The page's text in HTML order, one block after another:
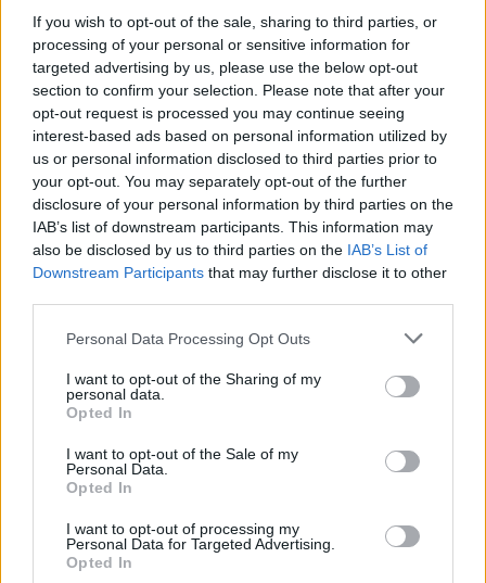
If you wish to opt-out of the sale, sharing to third parties, or
processing of your personal or sensitive information for
targeted advertising by us, please use the below opt-out
section to confirm your selection. Please note that after your
opt-out request is processed you may continue seeing
interest-based ads based on personal information utilized by
us or personal information disclosed to third parties prior to
your opt-out. You may separately opt-out of the further
disclosure of your personal information by third parties on the
IAB’s list of downstream participants. This information may
also be disclosed by us to third parties on the IAB’s List of
Downstream Participants that may further disclose it to other
Please note that this website/app uses one or more Google
not limited to your visit or usage behaviour. You may click to
grant or deny consent to Google and its third-party tags to
use your data for below specified purposes in below Google
consent section.
Personal Data Processing Opt Outs
I want to opt-out of the Sharing of my
personal data.
Opted In
I want to opt-out of the Sale of my
Personal Data.
Opted In
I want to opt-out of processing my
Personal Data for Targeted Advertising.
Opted In
Jön a 3. Palotakoncert -
Csárdáskirálynő-ünnepet tartanak
szinhazhu 2015. május 29.
Augusztusban 3. alkalommal rendezik meg a
Budavári Palotakoncertet, amelynek
középpontjában az idén 100 éves Kálmán-operett, A
Csárdáskirálynő áll.